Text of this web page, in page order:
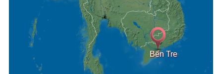
Bến Tre